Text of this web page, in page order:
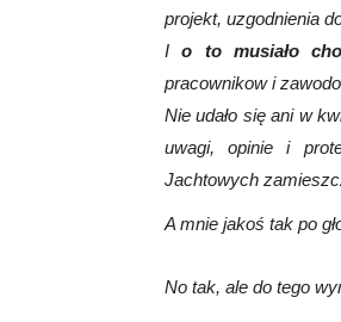
projekt, uzgodnienia
I o to musiało
pracownikow i
Nie udało się ani w
uwagi, opinie i
Jachtowych
A mnie jakoś tak po
No tak, ale do tego